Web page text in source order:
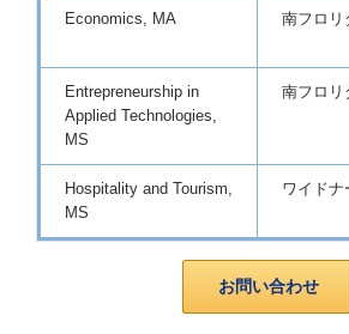
Economics, MA 南フロリ
Entrepreneurship in
Applied Technologies,
MS
南フロリ
Hospitality and Tourism,
MS
ワイドナ
お問い合わせ